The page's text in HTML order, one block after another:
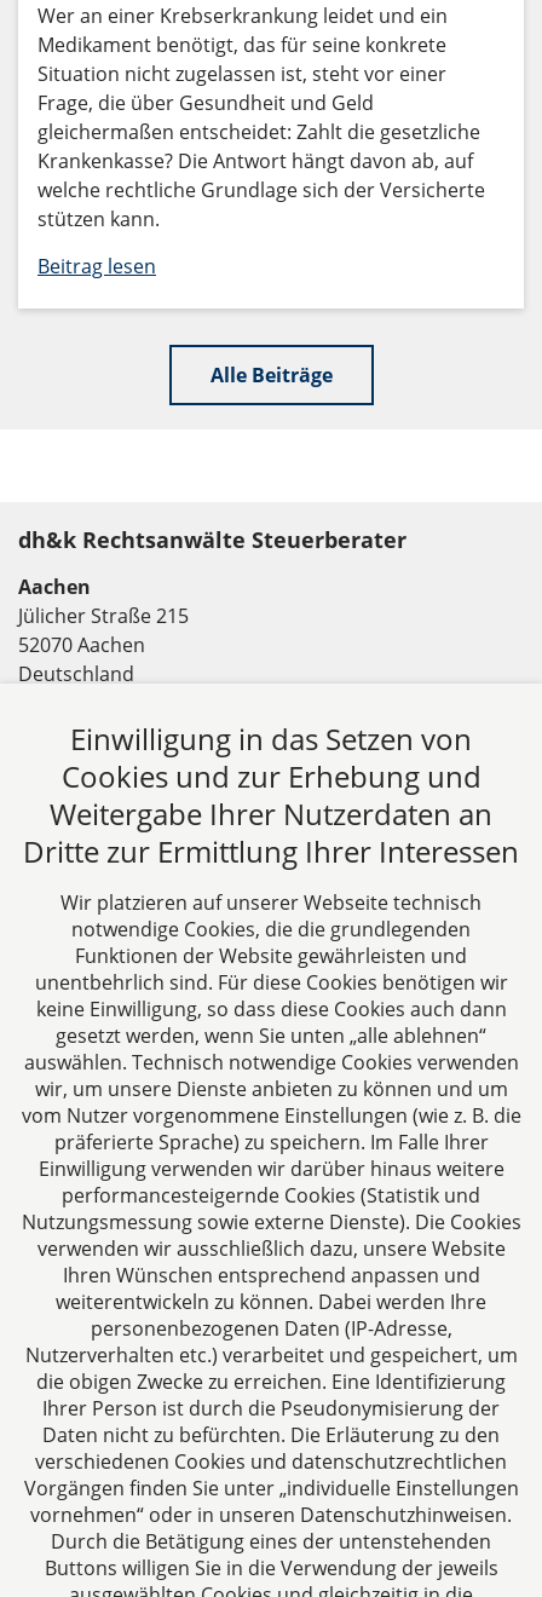
Wer an einer Krebserkrankung leidet und ein
Medikament benötigt, das für seine konkrete
Situation nicht zugelassen ist, steht vor einer
Frage, die über Gesundheit und Geld
gleichermaßen entscheidet: Zahlt die gesetzliche
Krankenkasse? Die Antwort hängt davon ab, auf
welche rechtliche Grundlage sich der Versicherte
stützen kann.
Beitrag lesen
Alle Beiträge
dh&k Rechtsanwälte Steuerberater
Aachen
Jülicher Straße 215
52070 Aachen
Deutschland
Fax: +49 241 94621-111
E-Mail:
kanzlei@dhk-law.com
Über uns
DH&K ist Ihre erfahrene Wirtschaftskanzlei aus
Aachen. Wir denken unternehmerisch und
verstehen uns als Full-Service-Dienstleister. Rechts-
und Steuerberatung auf höchstem Niveau in einer
persönlichen Beratungs- und Arbeitsatmosphäre
sind die Zielsetzungen unserer täglichen Arbeit.
Folgen Sie uns auf
Das europäische Kanzlei-Netzwerk
Impressum
Einwilligung in das Setzen von
Cookies und zur Erhebung und
Weitergabe Ihrer Nutzerdaten an
Dritte zur Ermittlung Ihrer Interessen
Wir platzieren auf unserer Webseite technisch
notwendige Cookies, die die grundlegenden
Funktionen der Website gewährleisten und
unentbehrlich sind. Für diese Cookies benötigen wir
keine Einwilligung, so dass diese Cookies auch dann
gesetzt werden, wenn Sie unten „alle ablehnen“
auswählen. Technisch notwendige Cookies verwenden
wir, um unsere Dienste anbieten zu können und um
vom Nutzer vorgenommene Einstellungen (wie z. B. die
präferierte Sprache) zu speichern. Im Falle Ihrer
Einwilligung verwenden wir darüber hinaus weitere
performancesteigernde Cookies (Statistik und
Nutzungsmessung sowie externe Dienste). Die Cookies
verwenden wir ausschließlich dazu, unsere Website
Ihren Wünschen entsprechend anpassen und
weiterentwickeln zu können. Dabei werden Ihre
personenbezogenen Daten (IP-Adresse,
Nutzerverhalten etc.) verarbeitet und gespeichert, um
die obigen Zwecke zu erreichen. Eine Identifizierung
Ihrer Person ist durch die Pseudonymisierung der
Daten nicht zu befürchten. Die Erläuterung zu den
verschiedenen Cookies und datenschutzrechtlichen
Vorgängen finden Sie unter „individuelle Einstellungen
vornehmen“ oder in unseren Datenschutzhinweisen.
Durch die Betätigung eines der untenstehenden
Buttons willigen Sie in die Verwendung der jeweils